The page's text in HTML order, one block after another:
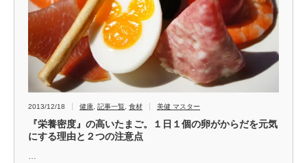
2013/12/18 健康 記事一覧 食材 美健 マスター
『栄養密度』の高いたまご。１日１個の卵がからだを元気
にする理由と２つの注意点